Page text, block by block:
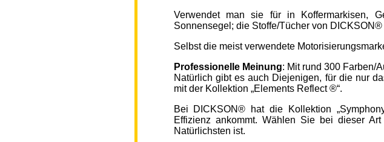
Verwendet man sie für in Koffermarkisen,
Sonnensegel; die Stoffe/Tücher von
Selbst die meist verwendete
Professionelle Meinung: Mit rund 300 Farben/
Natürlich gibt es auch Diejenigen, für die nur
mit der Kollektion „Elements Reflect ®“.
Bei DICKSON® hat die Kollektion
Effizienz ankommt. Wählen Sie bei dieser
Natürlichsten ist.